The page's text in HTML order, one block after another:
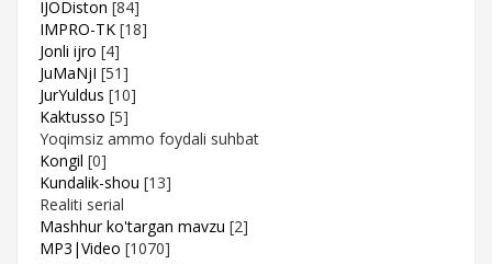
IJODiston [84]
IMPRO-TK [18]
Jonli ijro [4]
JuMaNjI [51]
JurYuldus [10]
Kaktusso [5]
Yoqimsiz ammo foydali suhbat
Kongil [0]
Kundalik-shou [13]
Realiti serial
Mashhur ko'targan mavzu [2]
MP3|Video [1070]